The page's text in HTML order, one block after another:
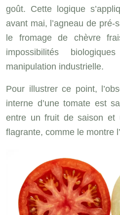
goût. Cette logique
avant mai, l’agneau de pré-
le fromage de chèvre
impossibilités
manipulation industrielle.
Pour illustrer ce point,
interne d’une tomate est
entre un fruit de saison et
flagrante, comme le montre